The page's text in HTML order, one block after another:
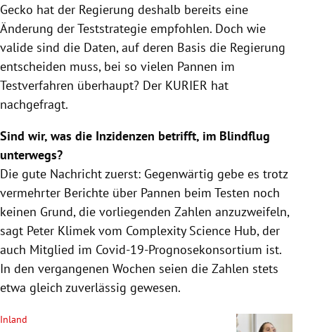
Gecko hat der Regierung deshalb bereits eine
Änderung der Teststrategie empfohlen. Doch wie
valide sind die Daten, auf deren Basis die Regierung
entscheiden muss, bei so vielen Pannen im
Testverfahren überhaupt? Der KURIER hat
nachgefragt.
Sind wir, was die Inzidenzen betrifft, im Blindflug
unterwegs?
Die gute Nachricht zuerst: Gegenwärtig gebe es trotz
vermehrter Berichte über Pannen beim Testen noch
keinen Grund, die vorliegenden Zahlen anzuzweifeln,
sagt Peter Klimek vom Complexity Science Hub, der
auch Mitglied im Covid-19-Prognosekonsortium ist.
In den vergangenen Wochen seien die Zahlen stets
etwa gleich zuverlässig gewesen.
Inland